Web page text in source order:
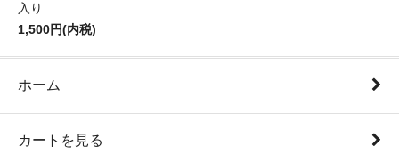
入り
1,500円(内税)
ホーム
カートを見る